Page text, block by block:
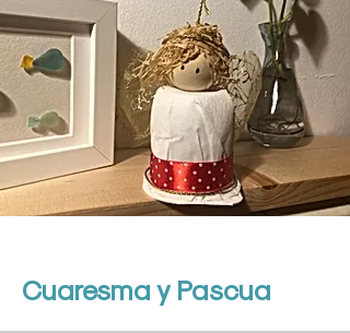
Cuaresma y Pascua